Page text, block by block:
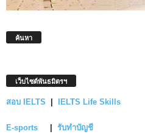
ค้นหา
เว็บไซต์พันธมิตรฯ
สอบ IELTS IELTS Life Skills
E-sports รับทำบัญชี